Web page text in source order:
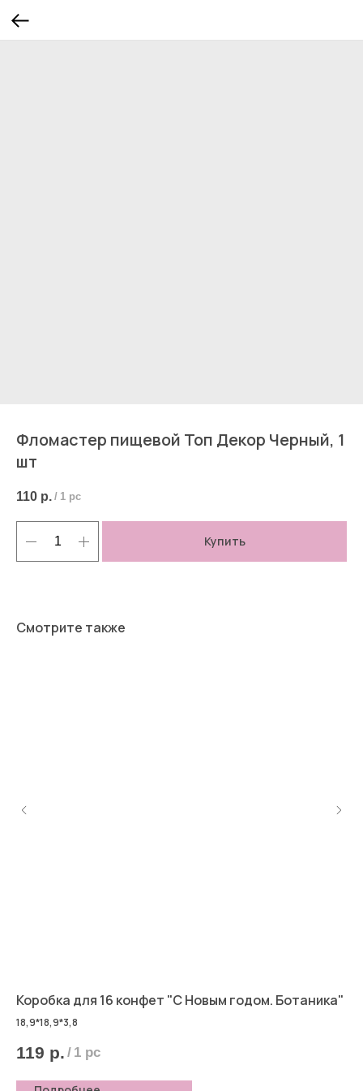
Фломастер пищевой Топ Декор Черный, 1
шт
110 р. / 1 pc
Купить
Смотрите также
Коробка для 16 конфет "С Новым годом. Ботаника"
18,9*18,9*3,8
119 р. / 1 pc